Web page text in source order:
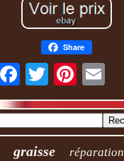
Share
graisse réparation